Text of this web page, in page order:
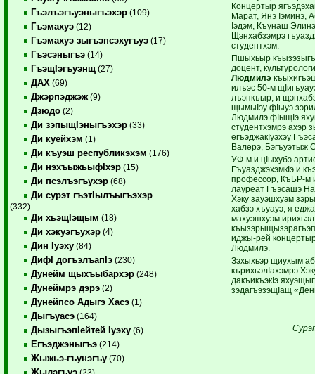
Гъэлъэгъуэныгъэхэр (109)
Гъэмахуэ (12)
Гъэмахуэ зыгъэпсэхугъуэ (17)
Гъэсэныгъэ (14)
ГъэщIэгъуэнщ (27)
ДАХ (69)
Джэрпэджэж (9)
Дзюдо (2)
Ди зэпыщIэныгъэхэр (33)
Ди куейхэм (1)
Ди къуэш республикэхэм (176)
Ди нэхъыжьыфIхэр (15)
Ди псэлъэгъухэр (68)
Ди сурэт гъэтIылъыгъэхэр
(332)
Ди хьэщIэщым (18)
Ди хэкуэгъухэр (4)
Дин Iуэху (84)
ДифI догъэлъапIэ (230)
Дунейм щыхъыбархэр (248)
Дунеймрэ дэрэ (2)
Дунейпсо Адыгэ Хасэ (1)
Дыгъуасэ (164)
ДызыгъэпIейтей Iуэху (6)
Егъэджэныгъэ (214)
Жыжьэ-гъунэгъу (70)
(23)
Концертыр
Марат, Янэ Iэминэ,
Iэдэм, Къунаш
Щэнхабзэмрэ
студентхэм.
Пшыхьыр
доцент,
Людмилэ
илъэс 50-м
лъэпкъыр, и
щымыIэу фIыуэ
Людмилэ фIыщIэ
студентхэмрэ ахэр
егъэджакIуэхэу
Валерэ, Бэгъуэтыж
УФ-м и цIыхубэ
ГъуазджэхэмкIэ и
профессор, КъБР-м
лауреат Гъэсашэ
Хэку зауэшхуэм
хабзэ хъуауэ, я
махуэшхуэм
иджы-рей
Людмилэ.
Зэхыхьэр щиухым
кърихьэлIахэмрэ
дакъикъэкIэ
зэдагъэзэщIащ